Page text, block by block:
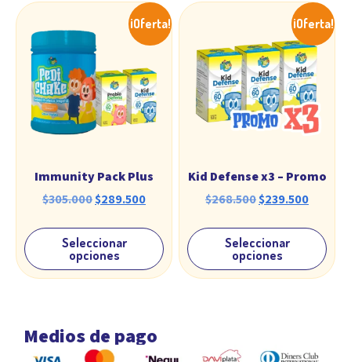
¡Oferta!
Immunity Pack Plus
$305.000$289.500
Seleccionar
opciones
¡Oferta!
Kid Defense x3 – Promo
$268.500$239.500
Seleccionar
opciones
Medios de pago